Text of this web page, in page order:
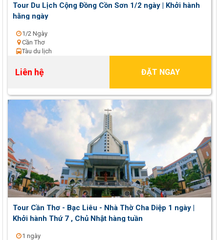
Tour Du Lịch Cộng Đồng Cồn Sơn 1/2 ngày | Khởi hành
hằng ngày
1/2 Ngày
Cần Thơ
Tàu du lịch
Liên hệ ĐẶT NGAY
Tour Cần Thơ - Bạc Liêu - Nhà Thờ Cha Diệp 1 ngày |
Khởi hành Thứ 7 , Chủ Nhật hàng tuần
1 ngày